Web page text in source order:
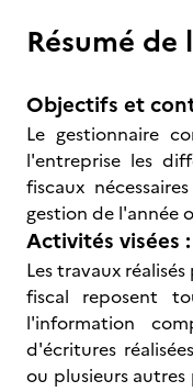
Résumé
Objectifs et
Le gestionnaire
l'entreprise les
fiscaux
gestion de l'année
Activités visées :
Les travaux
fiscal reposent
l'information
d'écritures
ou plusieurs